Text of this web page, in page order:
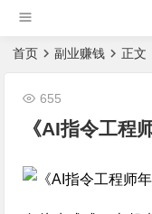
首页 副业赚钱 正文
《AI指令工程
655